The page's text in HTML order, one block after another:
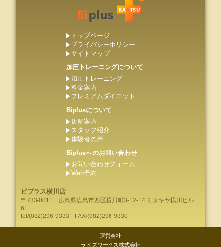
トップページ
プライバシーポリシー
サイトマップ
加圧トレーニングについて
加圧トレーニング
料金案内
プレミアムダイエット
Biplusについて
店舗案内
スタッフ紹介
体験者の声
Biplusへのお問い合わせ
お問い合わせフォーム
Web予約
ビプラス横川店
〒733-0011 広島県広島市西区横川町3-12-14 ミタキヤ横川ビル
6F
tel/(082)296-9333 FAX/(082)296-9330
-運営会社-
ライズワークス株式会社